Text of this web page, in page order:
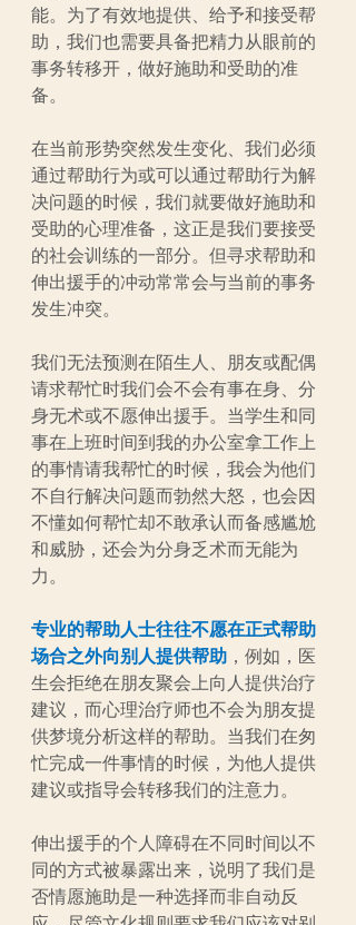
能。为了有效地提供、给予和接受帮
助，我们也需要具备把精力从眼前的
事务转移开，做好施助和受助的准
备。
在当前形势突然发生变化、我们必须
通过帮助行为或可以通过帮助行为解
决问题的时候，我们就要做好施助和
受助的心理准备，这正是我们要接受
的社会训练的一部分。但寻求帮助和
伸出援手的冲动常常会与当前的事务
发生冲突。
我们无法预测在陌生人、朋友或配偶
请求帮忙时我们会不会有事在身、分
身无术或不愿伸出援手。当学生和同
事在上班时间到我的办公室拿工作上
的事情请我帮忙的时候，我会为他们
不自行解决问题而勃然大怒，也会因
不懂如何帮忙却不敢承认而备感尴尬
和威胁，还会为分身乏术而无能为
力。
专业的帮助人士往往不愿在正式帮助
场合之外向别人提供帮助 ，例如，医
生会拒绝在朋友聚会上向人提供治疗
建议，而心理治疗师也不会为朋友提
供梦境分析这样的帮助。当我们在匆
忙完成一件事情的时候，为他人提供
建议或指导会转移我们的注意力。
伸出援手的个人障碍在不同时间以不
同的方式被暴露出来，说明了我们是
否情愿施助是一种选择而非自动反